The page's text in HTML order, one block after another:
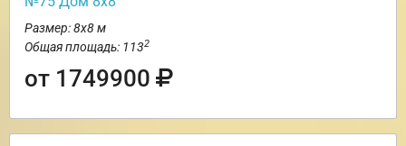
Размер: 8х8 м
Общая площадь: 1132
от 1749900